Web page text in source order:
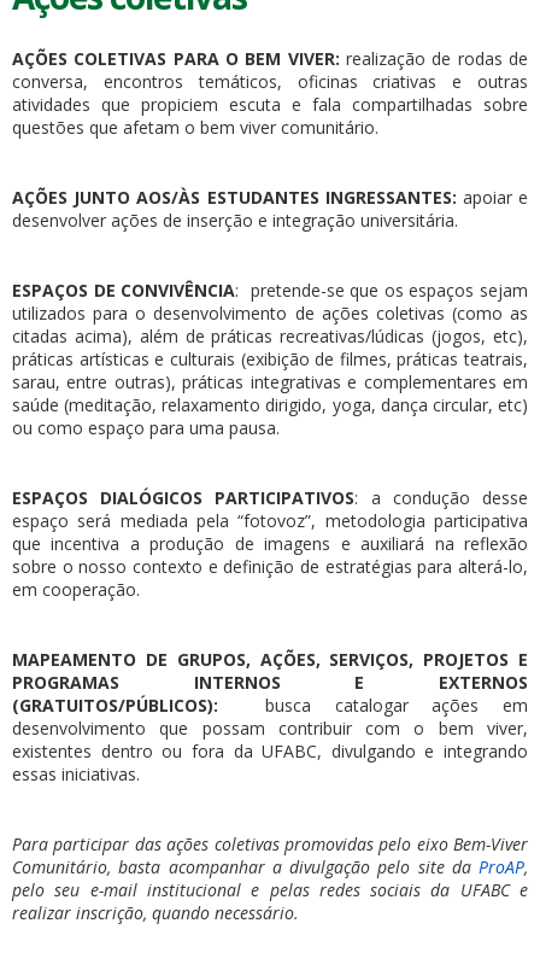
AÇÕES COLETIVAS PARA O BEM VIVER: realização de rodas de
conversa, encontros temáticos, oficinas criativas e outras
atividades que propiciem escuta e fala compartilhadas sobre
questões que afetam o bem viver comunitário.
AÇÕES JUNTO AOS/ÀS ESTUDANTES INGRESSANTES: apoiar e
desenvolver ações de inserção e integração universitária.
ESPAÇOS DE CONVIVÊNCIA: pretende-se que os espaços sejam
utilizados para o desenvolvimento de ações coletivas (como as
citadas acima), além de práticas recreativas/lúdicas (jogos, etc),
práticas artísticas e culturais (exibição de filmes, práticas teatrais,
sarau, entre outras), práticas integrativas e complementares em
saúde (meditação, relaxamento dirigido, yoga, dança circular, etc)
ou como espaço para uma pausa.
ESPAÇOS DIALÓGICOS PARTICIPATIVOS: a condução desse
espaço será mediada pela “fotovoz”, metodologia participativa
que incentiva a produção de imagens e auxiliará na reflexão
sobre o nosso contexto e definição de estratégias para alterá-lo,
em cooperação.
MAPEAMENTO DE GRUPOS, AÇÕES, SERVIÇOS, PROJETOS E
PROGRAMAS INTERNOS E EXTERNOS
(GRATUITOS/PÚBLICOS):busca catalogar ações em
desenvolvimento que possam contribuir com o bem viver,
existentes dentro ou fora da UFABC, divulgando e integrando
essas iniciativas.
Para participar das ações coletivas promovidas pelo eixo Bem-Viver
Comunitário, basta acompanhar a divulgação pelo site da ProAP,
pelo seu e-mail institucional e pelas redes sociais da UFABC e
realizar inscrição, quando necessário.